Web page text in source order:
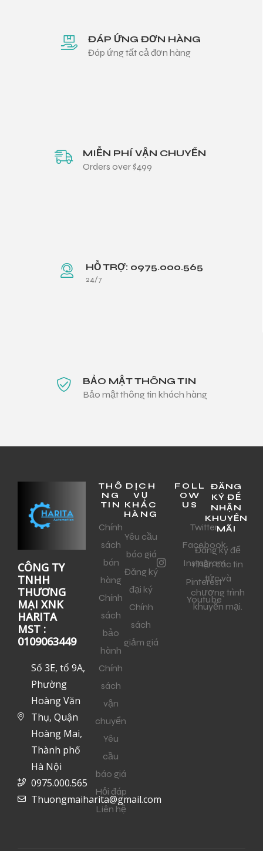
ĐÁP ỨNG ĐƠN HÀNG
Đáp ứng tất cả đơn hàng
MIỄN PHÍ VẬN CHUYỂN
Orders over $499
HỖ TRỢ: 0975.000.565
24/7
BẢO MẬT THÔNG TIN
Bảo mật thông tin khách hàng
CÔNG TY
TNHH
THƯƠNG
MẠI XNK
HARITA
MST :
0109063449
Số 3E, tổ 9A,
Phường
Hoàng Văn
Thụ, Quận
Hoàng Mai,
Thành phố
Hà Nội
0975.000.565
Thuongmaiharita@gmail.com
THÔ
NG
TIN
Chính
sách
bán
hàng
Chính
sách
bảo
hành
Chính
sách
vận
chuyển
Yêu
cầu
báo giá
Hỏi đáp
Liên hệ
DỊCH
VỤ
KHÁC
HÀNG
Yêu cầu
báo giá
Đăng ký
đại ký
Chính
sách
giảm giá
FOLL
OW
US
Twitter
Facebook
Instagram
Pinterest
Youtube
ĐĂNG
KÝ ĐỂ
NHẬN
KHUYẾN
MÃI
Đăng ký để
nhận các tin
tức và
chương trình
khuyến mại.